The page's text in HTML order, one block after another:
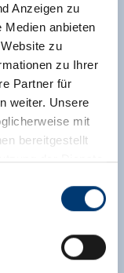
Anzeigen zu
Medien anbieten
zu
zu Ihrer
Partner für
weiter. Unsere
mit
bereitgestellt
der Dienste
1